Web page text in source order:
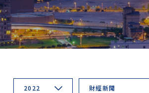
2022 財經新聞